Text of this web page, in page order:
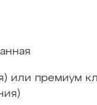
или премиум